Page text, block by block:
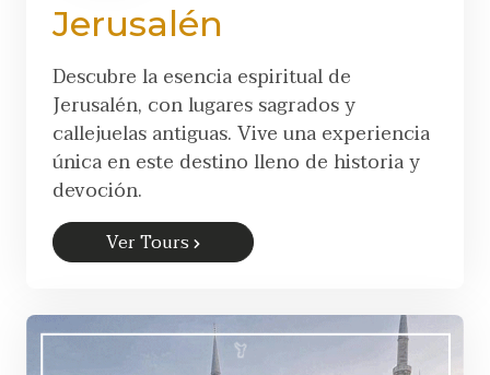
Jerusalén
Descubre la esencia espiritual de
Jerusalén, con lugares sagrados y
callejuelas antiguas. Vive una experiencia
única en este destino lleno de historia y
devoción.
Ver Tours